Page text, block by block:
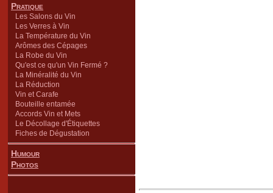
Pratique
Les Salons du Vin
Les Verres à Vin
La Température du Vin
Arômes des Cépages
La Robe du Vin
Qu'est ce qu'un Vin Fermé ?
La Minéralité du Vin
La Réduction
Vin et Carafe
Bouteille entamée
Accords Vin et Mets
Le Décollage d'Étiquettes
Fiches de Dégustation
Humour
Photos